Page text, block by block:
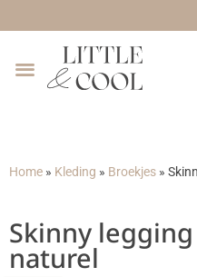
Home » Kleding » Broekjes »
Skinny
naturel